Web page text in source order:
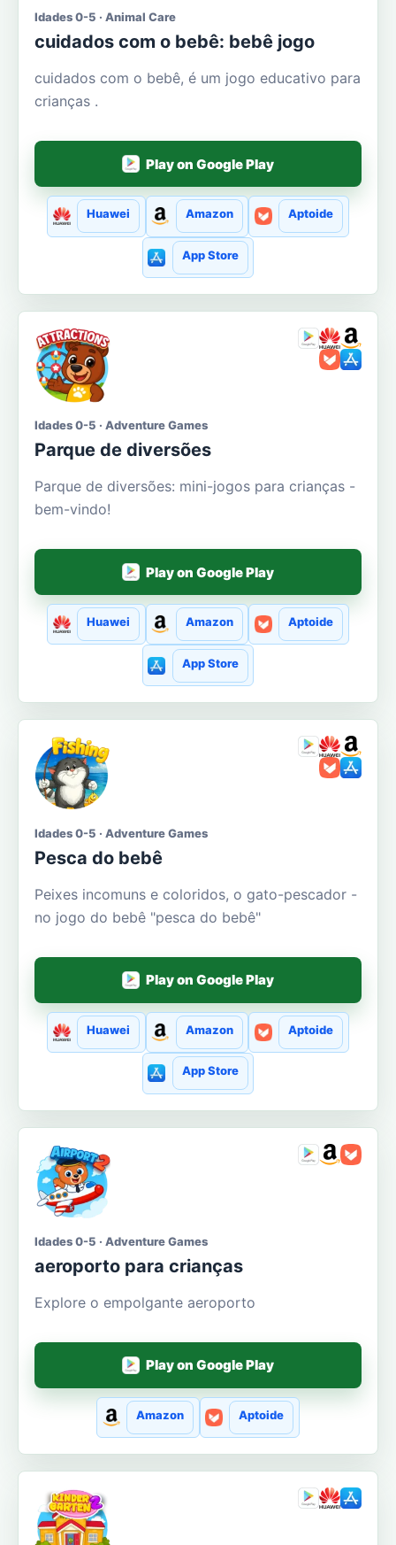
Idades 0-5 · Animal Care
cuidados com o bebê: bebê jogo
cuidados com o bebê, é um jogo educativo para
crianças .
Play on Google Play
Huawei Amazon Aptoide
App Store
Idades 0-5 · Adventure Games
Parque de diversões
Parque de diversões: mini-jogos para crianças -
bem-vindo!
Play on Google Play
Huawei Amazon Aptoide
App Store
Idades 0-5 · Adventure Games
Pesca do bebê
Peixes incomuns e coloridos, o gato-pescador -
no jogo do bebê "pesca do bebê"
Play on Google Play
Huawei Amazon Aptoide
App Store
Idades 0-5 · Adventure Games
aeroporto para crianças
Explore o empolgante aeroporto
Play on Google Play
Amazon Aptoide